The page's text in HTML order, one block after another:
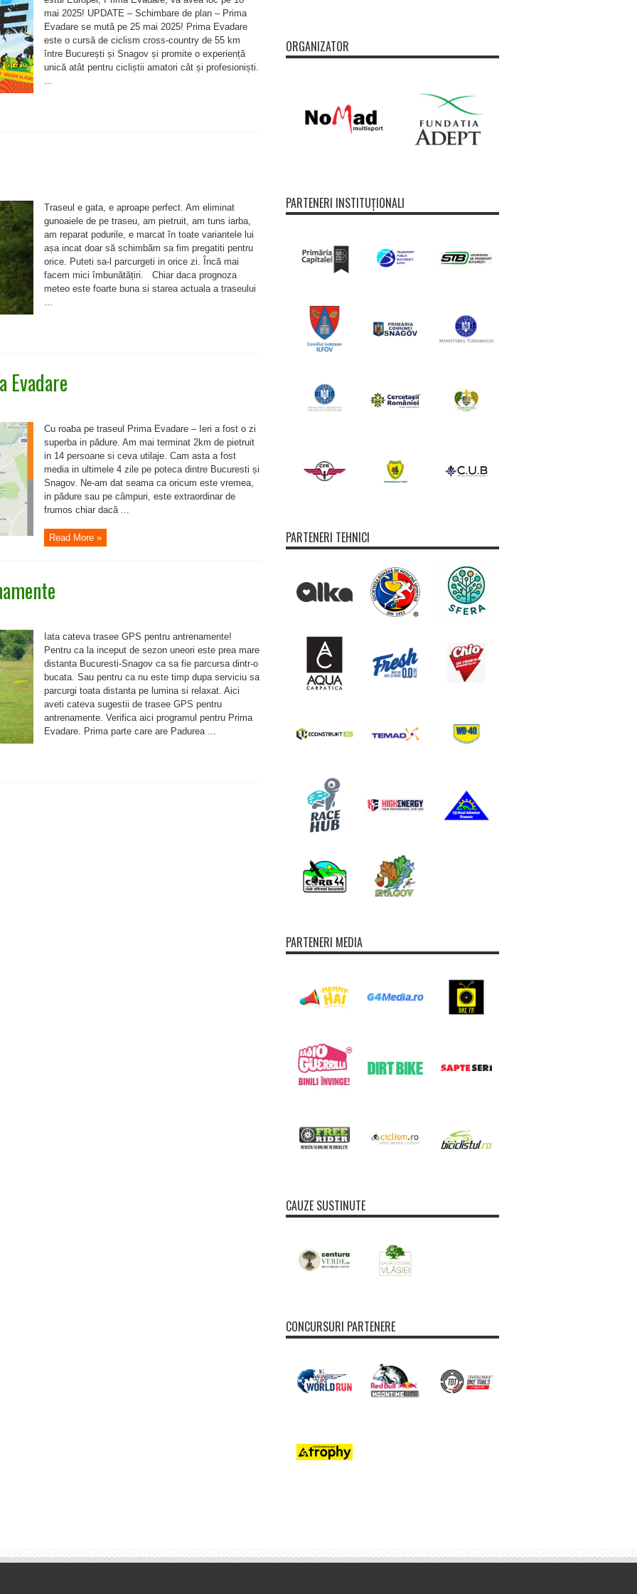
mai 2025! UPDATE – Schimbare de plan – Prima
Evadare se mută pe 25 mai 2025! Prima Evadare
este o cursă de ciclism cross-country de 55 km
între București și Snagov și promite o experiență
unică atât pentru cicliștii amatori cât și profesioniști.
Traseul e gata, e aproape perfect. Am eliminat
gunoaiele de pe traseu, am pietruit, am tuns iarba,
am reparat podurile, e marcat în toate variantele lui
așa incat doar să schimbăm sa fim pregatiti pentru
orice. Puteti sa-l parcurgeti in orice zi. Încă mai
facem mici îmbunătățiri. Chiar daca prognoza
meteo este foarte buna si starea actuala a traseului
Evadare
Cu roaba pe traseul Prima Evadare – Ieri a fost o zi
superba in pădure. Am mai terminat 2km de pietruit
in 14 persoane si ceva utilaje. Cam asta a fost
media in ultimele 4 zile pe poteca dintre Bucuresti și
Snagov. Ne-am dat seama ca oricum este vremea,
in pădure sau pe câmpuri, este extraordinar de
frumos chiar dacă ...
Read More »
Iata cateva trasee GPS pentru antrenamente!
Pentru ca la inceput de sezon uneori este prea mare
distanta Bucuresti-Snagov ca sa fie parcursa dintr-o
bucata. Sau pentru ca nu este timp dupa serviciu sa
parcurgi toata distanta pe lumina si relaxat. Aici
aveti cateva sugestii de trasee GPS pentru
antrenamente. Verifica aici programul pentru Prima
Evadare. Prima parte care are Padurea ...
ORGANIZATOR
PARTENERI INSTITUȚIONALI
PARTENERI TEHNICI
PARTENERI MEDIA
CAUZE SUSTINUTE
CONCURSURI PARTENERE